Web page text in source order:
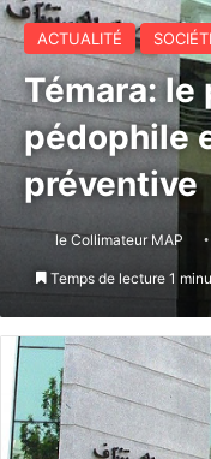
ACTUALITÉ
Témara:
pédophile
préventive
le Collimateur MAP
Temps de lecture 1